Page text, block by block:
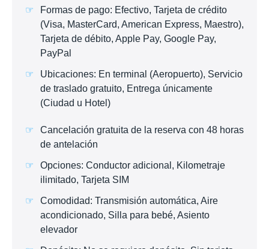
Formas de pago: Efectivo, Tarjeta de crédito
(Visa, MasterCard, American Express, Maestro),
Tarjeta de débito, Apple Pay, Google Pay,
PayPal
Ubicaciones: En terminal (Aeropuerto), Servicio
de traslado gratuito, Entrega únicamente
(Ciudad u Hotel)
Cancelación gratuita de la reserva con 48 horas
de antelación
Opciones: Conductor adicional, Kilometraje
ilimitado, Tarjeta SIM
Comodidad: Transmisión automática, Aire
acondicionado, Silla para bebé, Asiento
elevador